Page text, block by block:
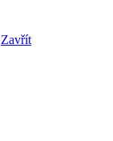
Zavřít